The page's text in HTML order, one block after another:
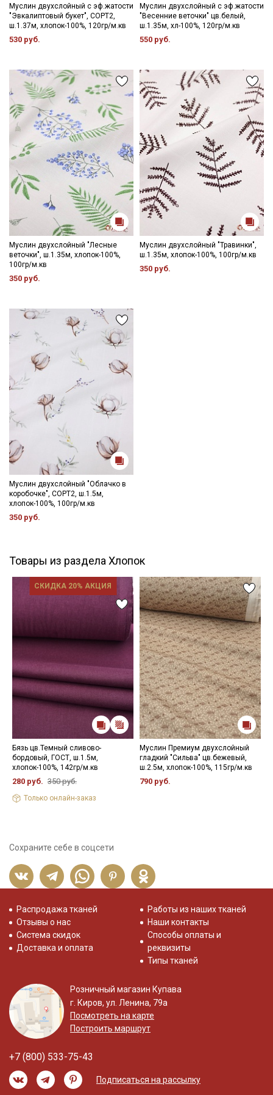
Муслин двухслойный с эф.жатости
"Эвкалиптовый букет", СОРТ2,
ш.1.37м, хлопок-100%, 120гр/м.кв
530 руб.
Муслин двухслойный с эф.жатости
"Весенние веточки" цв.белый,
ш.1.35м, хл-100%, 120гр/м.кв
550 руб.
Муслин двухслойный "Лесные
веточки", ш.1.35м, хлопок-100%,
100гр/м.кв
350 руб.
Муслин двухслойный "Травинки",
ш.1.35м, хлопок-100%, 100гр/м.кв
350 руб.
Муслин двухслойный "Облачко в
коробочке", СОРТ2, ш.1.5м,
хлопок-100%, 100гр/м.кв
350 руб.
Товары из раздела Хлопок
СКИДКА 20% АКЦИЯ
Бязь цв.Темный сливово-
бордовый, ГОСТ, ш.1.5м,
хлопок-100%, 142гр/м.кв
280 руб. 350 руб.
Только онлайн-заказ
Муслин Премиум двухслойный
гладкий "Сильва" цв.бежевый,
ш.2.5м, хлопок-100%, 115гр/м.кв
790 руб.
Сохраните себе в соцсети
Распродажа тканей
Отзывы о нас
Система скидок
Доставка и оплата
Работы из наших тканей
Наши контакты
Способы оплаты и
реквизиты
Типы тканей
Розничный магазин Купава
г. Киров, ул. Ленина, 79а
Посмотреть на карте
Построить маршрут
+7 (800) 533-75-43
Подписаться на рассылку